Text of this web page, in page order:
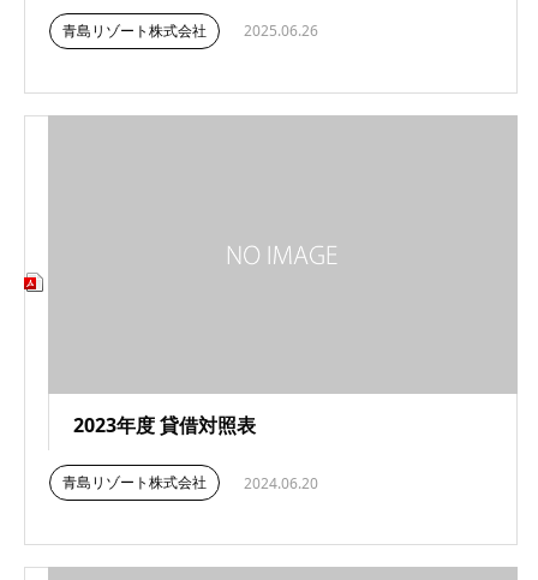
青島リゾート株式会社 2025.06.26
2023年度 貸借対照表
青島リゾート株式会社 2024.06.20